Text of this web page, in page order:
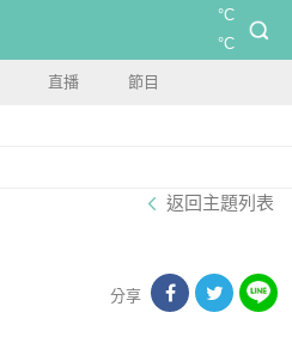
°C
°C
直播 節目
返回主題列表
分享